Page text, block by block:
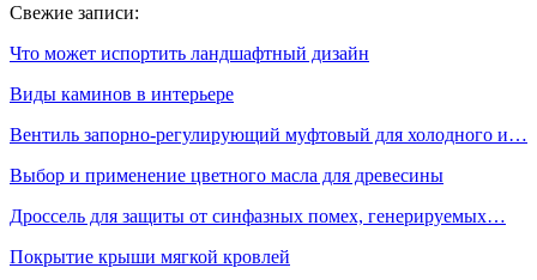
Свежие записи:
Что может испортить ландшафтный дизайн
Виды каминов в интерьере
Вентиль запорно-регулирующий муфтовый для холодного и…
Выбор и применение цветного масла для древесины
Дроссель для защиты от синфазных помех, генерируемых…
Покрытие крыши мягкой кровлей